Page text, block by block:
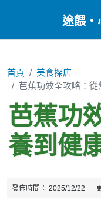
途餵・
首頁
美食探店
芭蕉功效全攻略：
芭蕉功
養到健
發佈時間： 2025/12/22